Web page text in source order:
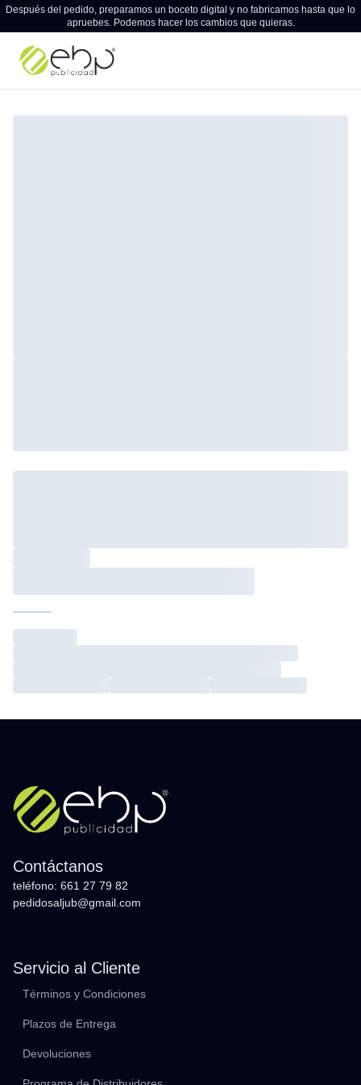
Después del pedido, preparamos un boceto digital y no fabricamos hasta que lo
apruebes. Podemos hacer los cambios que quieras.
Contáctanos
teléfono: 661 27 79 82
pedidosaljub@gmail.com
Servicio al Cliente
Términos y Condiciones
Plazos de Entrega
Devoluciones